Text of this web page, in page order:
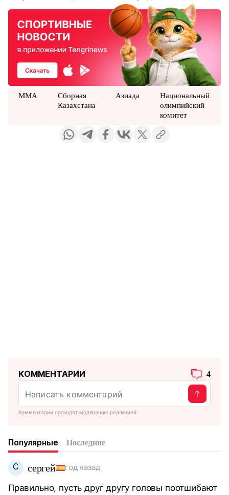
MMA
Сборная
Казахстана
Азиада
Национальный
олимпийский
комитет
КОММЕНТАРИИ 4
Комментарии проходят модерацию редакцией
Популярные Последние
С сергей год назад
Правильно, пусть друг другу головы поотшибают